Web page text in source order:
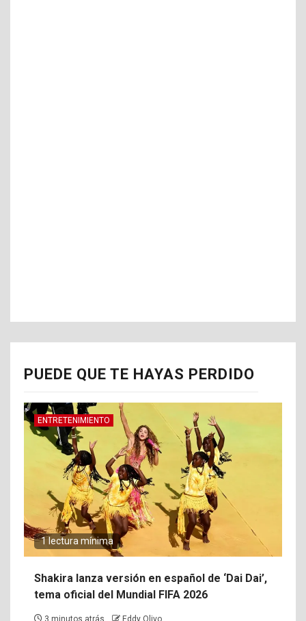
PUEDE QUE TE HAYAS PERDIDO
ENTRETENIMIENTO
1 lectura mínima
Shakira lanza versión en español de ‘Dai Dai’,
tema oficial del Mundial FIFA 2026
3 minutos atrás Eddy Olivo